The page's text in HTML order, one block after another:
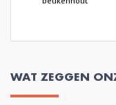
WAT ZEGGEN